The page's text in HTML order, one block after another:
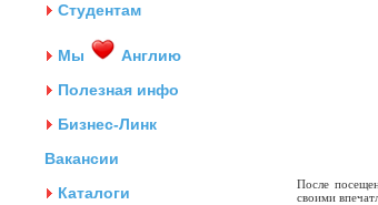
Студентам
Мы
Англию
Полезная инфо
Бизнес-Линк
Вакансии
Каталоги
После
своими